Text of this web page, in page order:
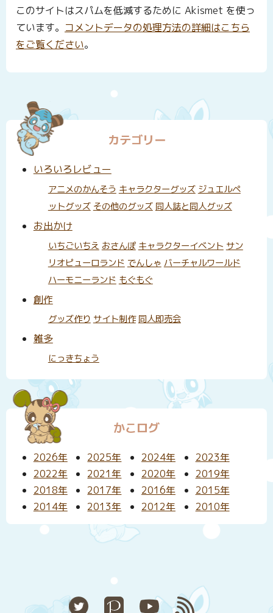
このサイトはスパムを低減するために Akismet を使っ
ています。 コメントデータの処理方法の詳細はこちら
をご覧ください。
カテゴリー
いろいろレビュー
アニメのかんそう キャラクターグッズ ジュエルペ
ットグッズ その他のグッズ 同人誌と同人グッズ
お出かけ
いちごいちえ おさんぽ キャラクターイベント サン
リオピューロランド でんしゃ バーチャルワールド
ハーモニーランド もぐもぐ
創作
グッズ作り サイト制作 同人即売会
雑多
にっきちょう
かこログ
2026年 2025年 2024年
2023年
2022年
2021年 2020年
2019年
2018年
2017年 2016年
2015年
2014年
2013年 2012年 2010年
Pixiv YouTube
RSS